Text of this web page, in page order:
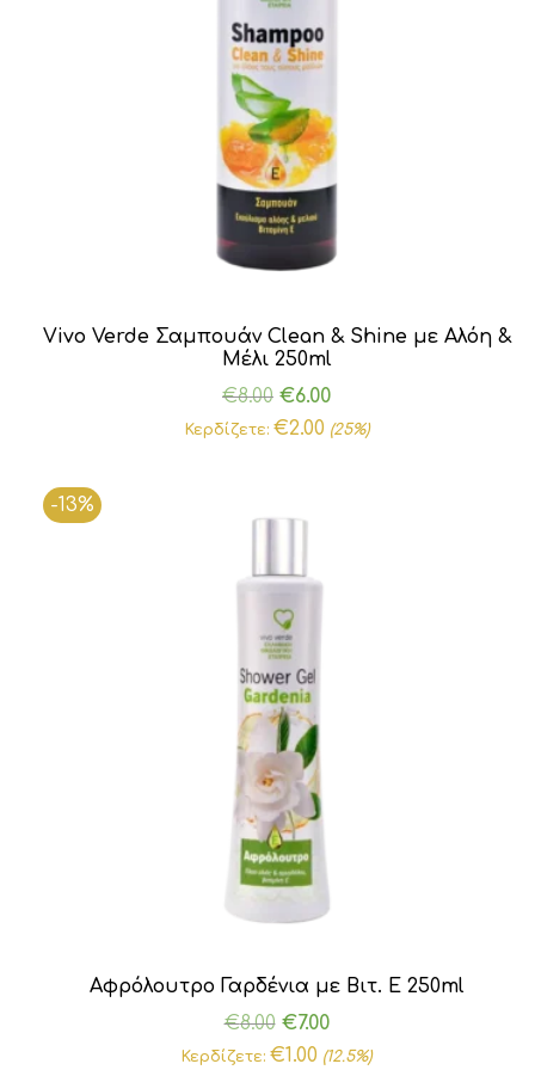
Vivo Verde Σαμπουάν Clean & Shine με Αλόη &
Μέλι 250ml
€8.00 Original
price
€6.00Η
τρέχουσα
Κερδίζετε: €2.00 (25%)
-13%
Αφρόλουτρο Γαρδένια με Βιτ. Ε 250ml
€8.00 Original
price
€7.00Η
τρέχουσα
Κερδίζετε: €1.00 (12.5%)